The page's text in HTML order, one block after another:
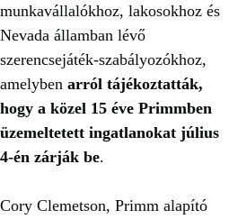
munkavállalókhoz, lakosokhoz és
Nevada államban lévő
szerencsejáték-szabályozókhoz,
amelyben arról tájékoztatták,
hogy a közel 15 éve Primmben
üzemeltetett ingatlanokat július
4-én zárják be.
Cory Clemetson, Primm alapító